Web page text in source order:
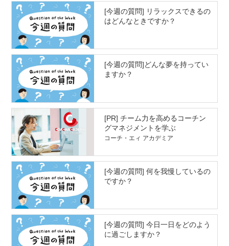
[今週の質問] リラックスできるの
はどんなときですか？
[今週の質問]どんな夢を持ってい
ますか？
[PR] チーム力を高めるコーチン
グマネジメントを学ぶ
コーチ・エィ アカデミア
[今週の質問] 何を我慢しているの
ですか？
[今週の質問] 今日一日をどのよう
に過ごしますか？